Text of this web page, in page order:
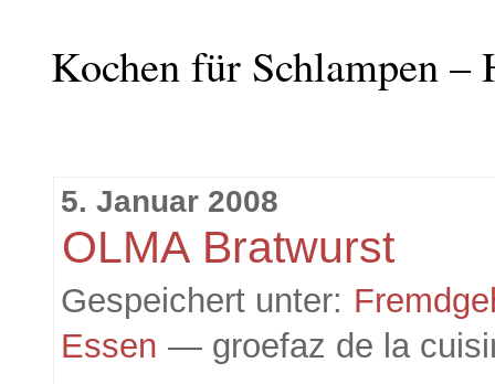
Kochen für Schlampen
5. Januar 2008
OLMA Bratwurst
Gespeichert unter:
Essen — groefaz de la